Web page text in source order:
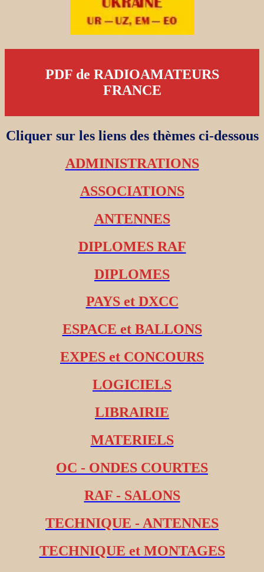
PDF de RADIOAMATEURS
FRANCE
Cliquer sur les liens des thèmes ci-dessous
ADMINISTRATIONS
ASSOCIATIONS
ANTENNES
DIPLOMES RAF
DIPLOMES
PAYS et DXCC
ESPACE et BALLONS
EXPES et CONCOURS
LOGICIELS
LIBRAIRIE
MATERIELS
OC - ONDES COURTES
RAF - SALONS
TECHNIQUE - ANTENNES
TECHNIQUE et MONTAGES